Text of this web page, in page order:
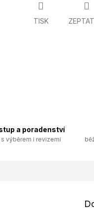
TISK
a poradenství
výběrem i revizemi